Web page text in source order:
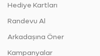
Hediye Kartları
Randevu Al
Arkadaşına Öner
Kampanyalar